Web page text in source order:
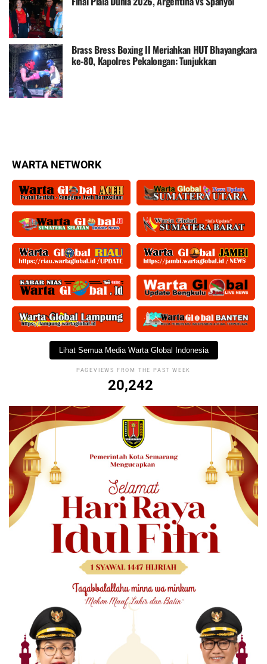
Brass Bress Boxing II Meriahkan HUT Bhayangkara
ke-80, Kapolres Pekalongan: Tunjukkan
Kemampuan di Atas Ring, Bukan di Jalanan
WARTA NETWORK
Lihat Semua Media Warta Global Indonesia
PAGEVIEWS FROM THE PAST WEEK
20,242